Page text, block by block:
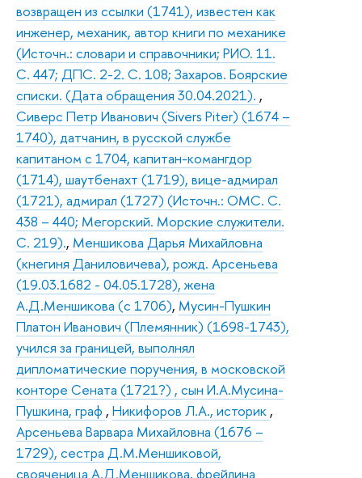
возвращен из ссылки (1741), известен как
инженер, механик, автор книги по механике
(Источн.: словари и справочники; РИО. 11.
С. 447; ДПС. 2-2. С. 108; Захаров. Боярские
списки. (Дата обращения 30.04.2021). ,
Сиверс Петр Иванович (Sivers Piter) (1674 –
1740), датчанин, в русской службе
капитаном с 1704, капитан-комангдор
(1714), шаутбенахт (1719), вице-адмирал
(1721), адмирал (1727) (Источн.: ОМС. С.
438 – 440; Мегорский. Морские служители.
С. 219)., Меншикова Дарья Михайловна
(кнегиня Даниловичева), рожд. Арсеньева
(19.03.1682 - 04.05.1728), жена
А.Д.Меншикова (с 1706), Мусин-Пушкин
Платон Иванович (Племянник) (1698-1743),
учился за границей, выполнял
дипломатические поручения, в московской
конторе Сената (1721?) , сын И.А.Мусина-
Пушкина, граф , Никифоров Л.А., историк ,
Арсеньева Варвара Михайловна (1676 –
1729), сестра Д.М.Меншиковой,
свояченица А.Д.Меншикова, фрейлина